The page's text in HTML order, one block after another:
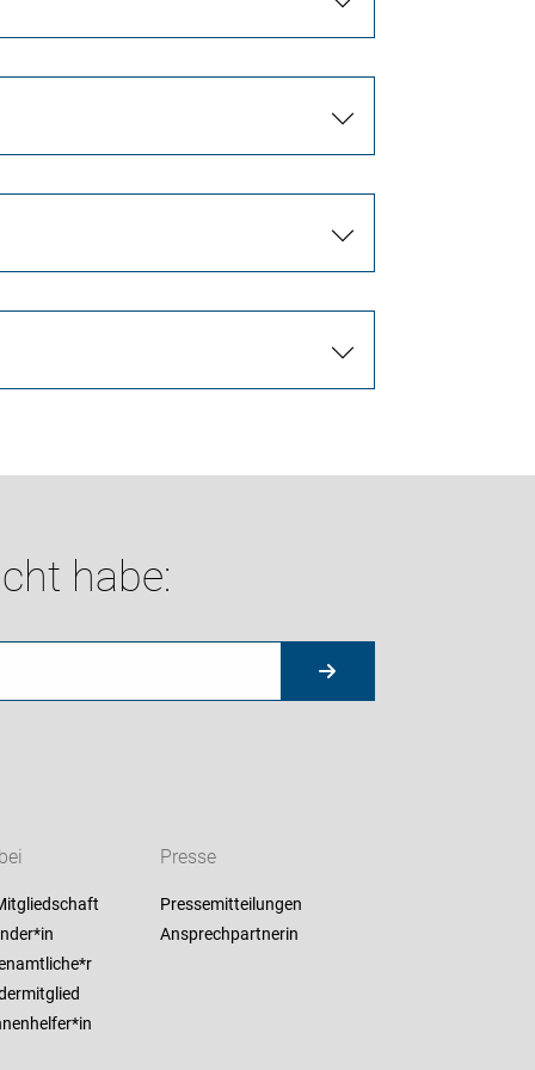
habe:
Presse
Pressemitteilungen
Ansprechpartnerin